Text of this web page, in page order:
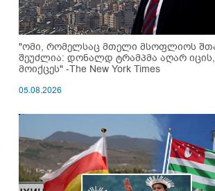
"ომი, რომელსაც მთელი მსოფლიოს
შეუძლია: დონალდ ტრამპმა აღარ
მოიქცეს" -The New York Times
05.08.2026